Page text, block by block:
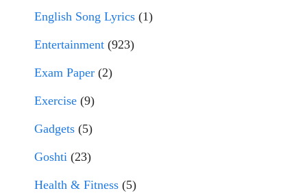
English Song Lyrics (1)
Entertainment (923)
Exam Paper (2)
Exercise (9)
Gadgets (5)
Goshti (23)
Health & Fitness (5)